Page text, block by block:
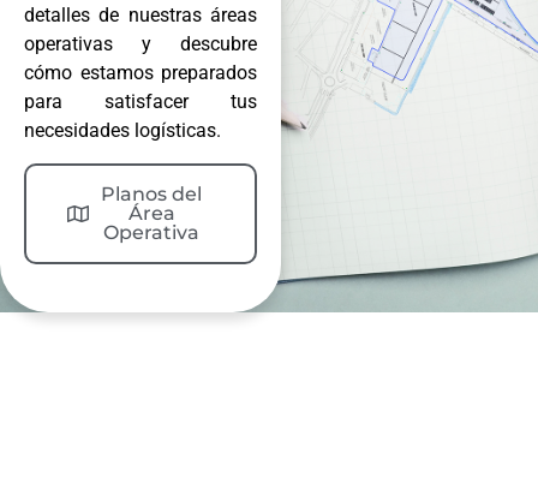
detalles de nuestras áreas
operativas y descubre
cómo estamos preparados
para satisfacer tus
necesidades logísticas.
Planos del
Área
Operativa